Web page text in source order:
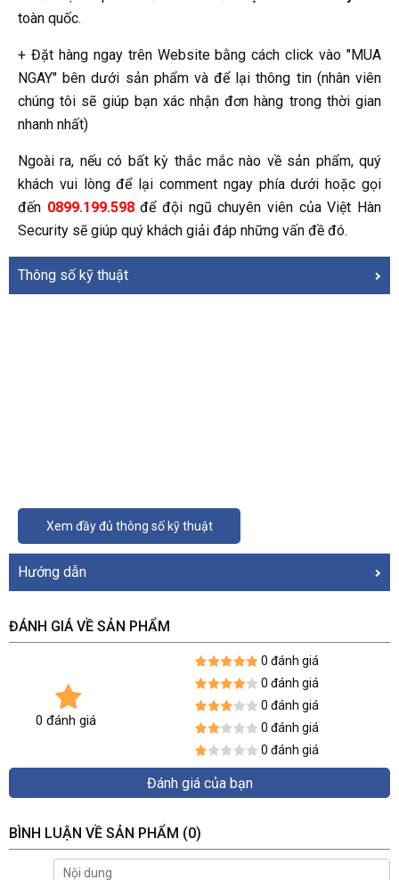
toàn quốc.
+ Đặt hàng ngay trên Website bằng cách click vào "MUA
NGAY" bên dưới sản phẩm và để lại thông tin (nhân viên
chúng tôi sẽ giúp bạn xác nhận đơn hàng trong thời gian
nhanh nhất)
Ngoài ra, nếu có bất kỳ thắc mắc nào về sản phẩm, quý
khách vui lòng để lại comment ngay phía dưới hoặc gọi
đến 0899.199.598 để đội ngũ chuyên viên của Việt Hàn
Security sẽ giúp quý khách giải đáp những vấn đề đó.
Thông số kỹ thuật
Xem đầy đủ thông số kỹ thuật
Hướng dẫn
ĐÁNH GIÁ VỀ SẢN PHẨM
0 đánh giá
0 đánh giá
0 đánh giá
0 đánh giá
0 đánh giá
0 đánh giá
Đánh giá của bạn
BÌNH LUẬN VỀ SẢN PHẨM (0)